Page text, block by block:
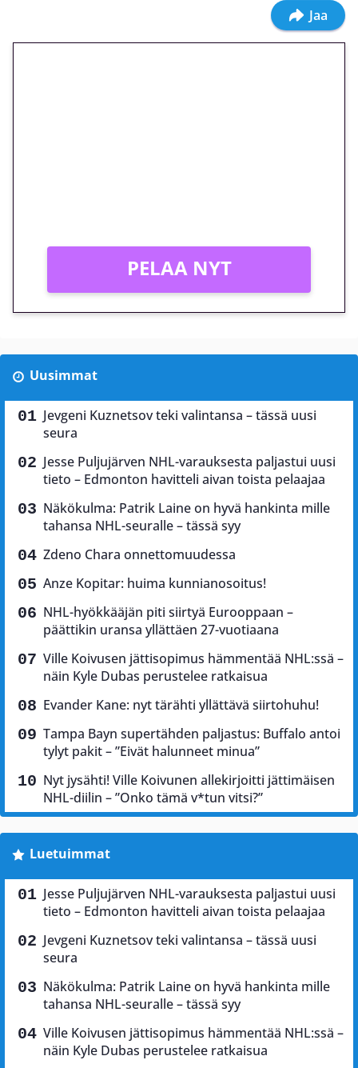
Jaa
PELAA NYT
Uusimmat
Jevgeni Kuznetsov teki valintansa – tässä uusi
seura
Jesse Puljujärven NHL-varauksesta paljastui uusi
tieto – Edmonton havitteli aivan toista pelaajaa
Näkökulma: Patrik Laine on hyvä hankinta mille
tahansa NHL-seuralle – tässä syy
Zdeno Chara onnettomuudessa
Anze Kopitar: huima kunnianosoitus!
NHL-hyökkääjän piti siirtyä Eurooppaan –
päättikin uransa yllättäen 27-vuotiaana
Ville Koivusen jättisopimus hämmentää NHL:ssä –
näin Kyle Dubas perustelee ratkaisua
Evander Kane: nyt tärähti yllättävä siirtohuhu!
Tampa Bayn supertähden paljastus: Buffalo antoi
tylyt pakit – ”Eivät halunneet minua”
Nyt jysähti! Ville Koivunen allekirjoitti jättimäisen
NHL-diilin – ”Onko tämä v*tun vitsi?”
Luetuimmat
Jesse Puljujärven NHL-varauksesta paljastui uusi
tieto – Edmonton havitteli aivan toista pelaajaa
Jevgeni Kuznetsov teki valintansa – tässä uusi
seura
Näkökulma: Patrik Laine on hyvä hankinta mille
tahansa NHL-seuralle – tässä syy
Ville Koivusen jättisopimus hämmentää NHL:ssä –
näin Kyle Dubas perustelee ratkaisua